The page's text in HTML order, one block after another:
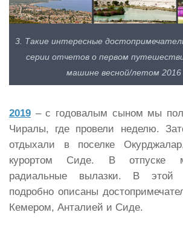
3. Такие интересные
серии отчетов о первом
машине весной/летом 2016
2019 – с годовалым сыном мы
Чиралы, где провели неделю.
отдыхали в поселке
курортом Сиде. В отпуске
радиальные вылазки. В этой
подробно описаны
Кемером, Анталией и Сиде.